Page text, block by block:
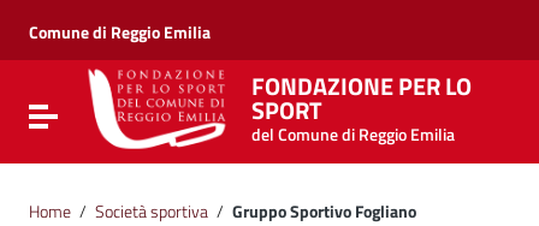
Vai al menu di navigazione
Vai al footer
Comune di Reggio Emilia
Attiva / disattiva la navigazione
FONDAZIONE PER LO
SPORT
del Comune di Reggio Emilia
Home / Società sportiva / Gruppo Sportivo Fogliano